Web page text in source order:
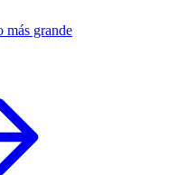
más grande